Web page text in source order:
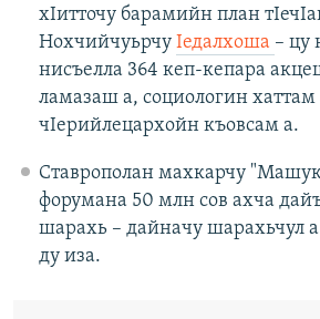
хIитточу барамийн план
Нохчийчуьрчу Iедалхоша – цу
нисъелла 364 кеп-кепара
ламазаш а, социологин хаттам
чIерийлецархойн къовсам а.
Ставрополан махкарчу
форумана 50 млн сов ахча
шарахь – дайначу шарахьчул а
ду иза.